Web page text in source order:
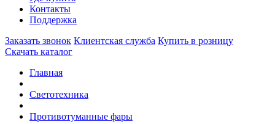
Контакты
Поддержка
Заказать звонок Клиентская служба Купить в розницу
Скачать каталог
Главная
Светотехника
Противотуманные фары